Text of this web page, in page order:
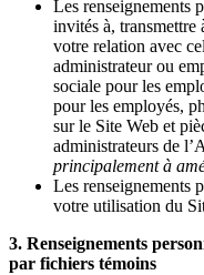
Les renseignements
invités à, transmettre
votre relation avec
administrateur ou
sociale pour les
pour les employés,
sur le Site Web et
administrateurs de
principalement à
Les renseignements
votre utilisation du
3. Renseignements
par fichiers témoins